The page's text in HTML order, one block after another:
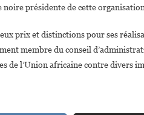
présidente de cette
prix et distinctions pour ses
membre du conseil
de l’Union africaine contre divers